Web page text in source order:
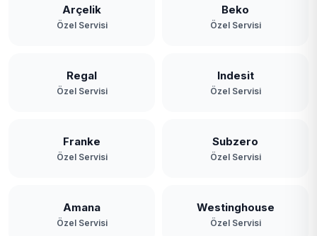
Arçelik
Özel Servisi
Beko
Özel Servisi
Regal
Özel Servisi
Indesit
Özel Servisi
Franke
Özel Servisi
Subzero
Özel Servisi
Amana
Özel Servisi
Westinghouse
Özel Servisi